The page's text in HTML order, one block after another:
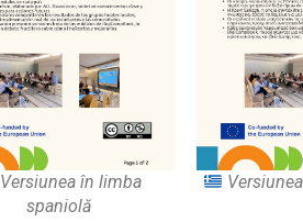
Versiunea în limba
spaniolă